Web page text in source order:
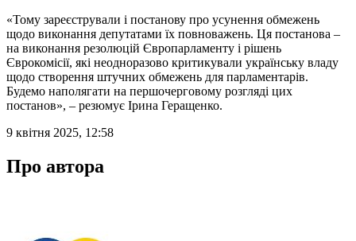
«Тому зареєстрували і постанову про усунення обмежень
щодо виконання депутатами їх повноважень. Ця постанова –
на виконання резолюцій Європарламенту і рішень
Єврокомісії, які неодноразово критикували українську владу
щодо створення штучних обмежень для парламентарів.
Будемо наполягати на першочерговому розгляді цих
постанов», – резюмує Ірина Геращенко.
9 квітня 2025, 12:58
Про автора